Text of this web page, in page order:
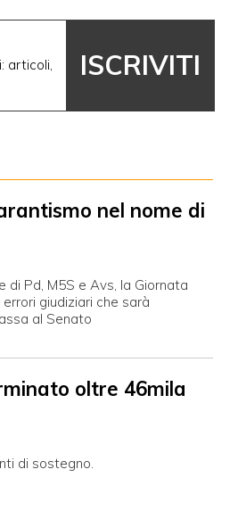
articoli,
ISCRIVITI
nel nome di
di Pd, M5S e Avs, la Giornata
giudiziari che sarà
al Senato
oltre 46mila
di sostegno.